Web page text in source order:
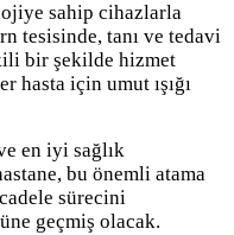
sahip cihazlarla
tesisinde, tanı ve tedavi
bir şekilde hizmet
hasta için umut ışığı
en iyi sağlık
bu önemli atama
sürecini
geçmiş olacak.